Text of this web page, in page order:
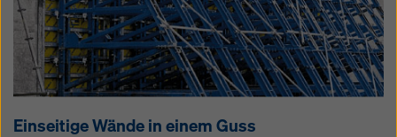
Einseitige Wände in einem Guss